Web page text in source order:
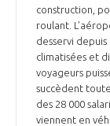
construction,
roulant.
desservi
climatisées et
voyageurs
succèdent
des 28 000
viennent en